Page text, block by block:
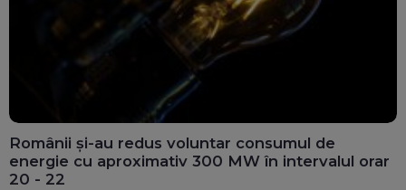
Românii și-au redus voluntar consumul de
energie cu aproximativ 300 MW în intervalul orar
20 - 22